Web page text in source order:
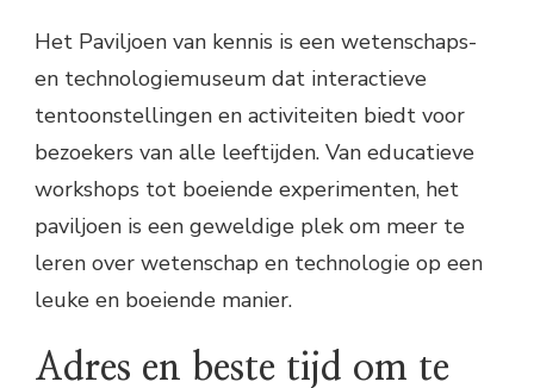
Het Paviljoen van kennis is een wetenschaps-
en technologiemuseum dat interactieve
tentoonstellingen en activiteiten biedt voor
bezoekers van alle leeftijden. Van educatieve
workshops tot boeiende experimenten, het
paviljoen is een geweldige plek om meer te
leren over wetenschap en technologie op een
leuke en boeiende manier.
Adres en beste tijd om te